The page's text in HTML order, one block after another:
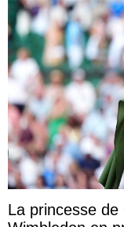
La princesse